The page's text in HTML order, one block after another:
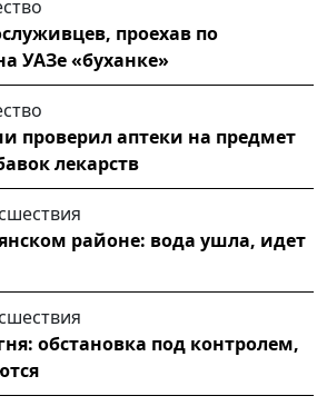
проехав по
УАЗе «буханке»
проверил аптеки на предмет
лекарств
районе: вода ушла, идет
обстановка под контролем,